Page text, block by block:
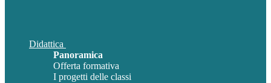
Didattica
Panoramica
Offerta formativa
I progetti delle classi